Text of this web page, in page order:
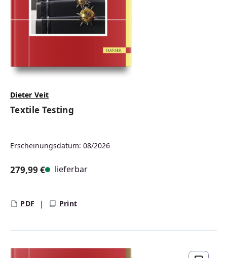
Dieter Veit
Textile Testing
Erscheinungsdatum: 08/2026
279,99 € lieferbar
PDF Print